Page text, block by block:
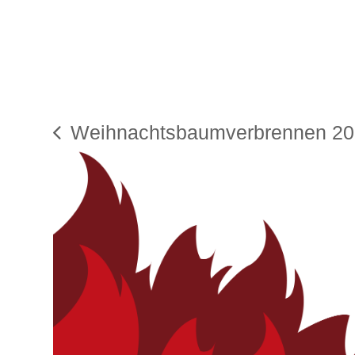
vorheriger
Beitrag:
Weihnachtsbaumverbrennen